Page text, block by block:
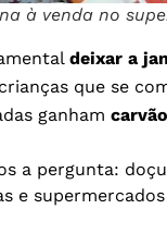
à venda no
deixar a
que se
ganham carvão
a pergunta:
e